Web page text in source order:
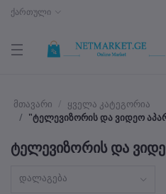
ქართული
მთავარი
ყველა კატეგორია
"ტელევიზორის და ვიდეო
ტელევიზორის და
დალაგება